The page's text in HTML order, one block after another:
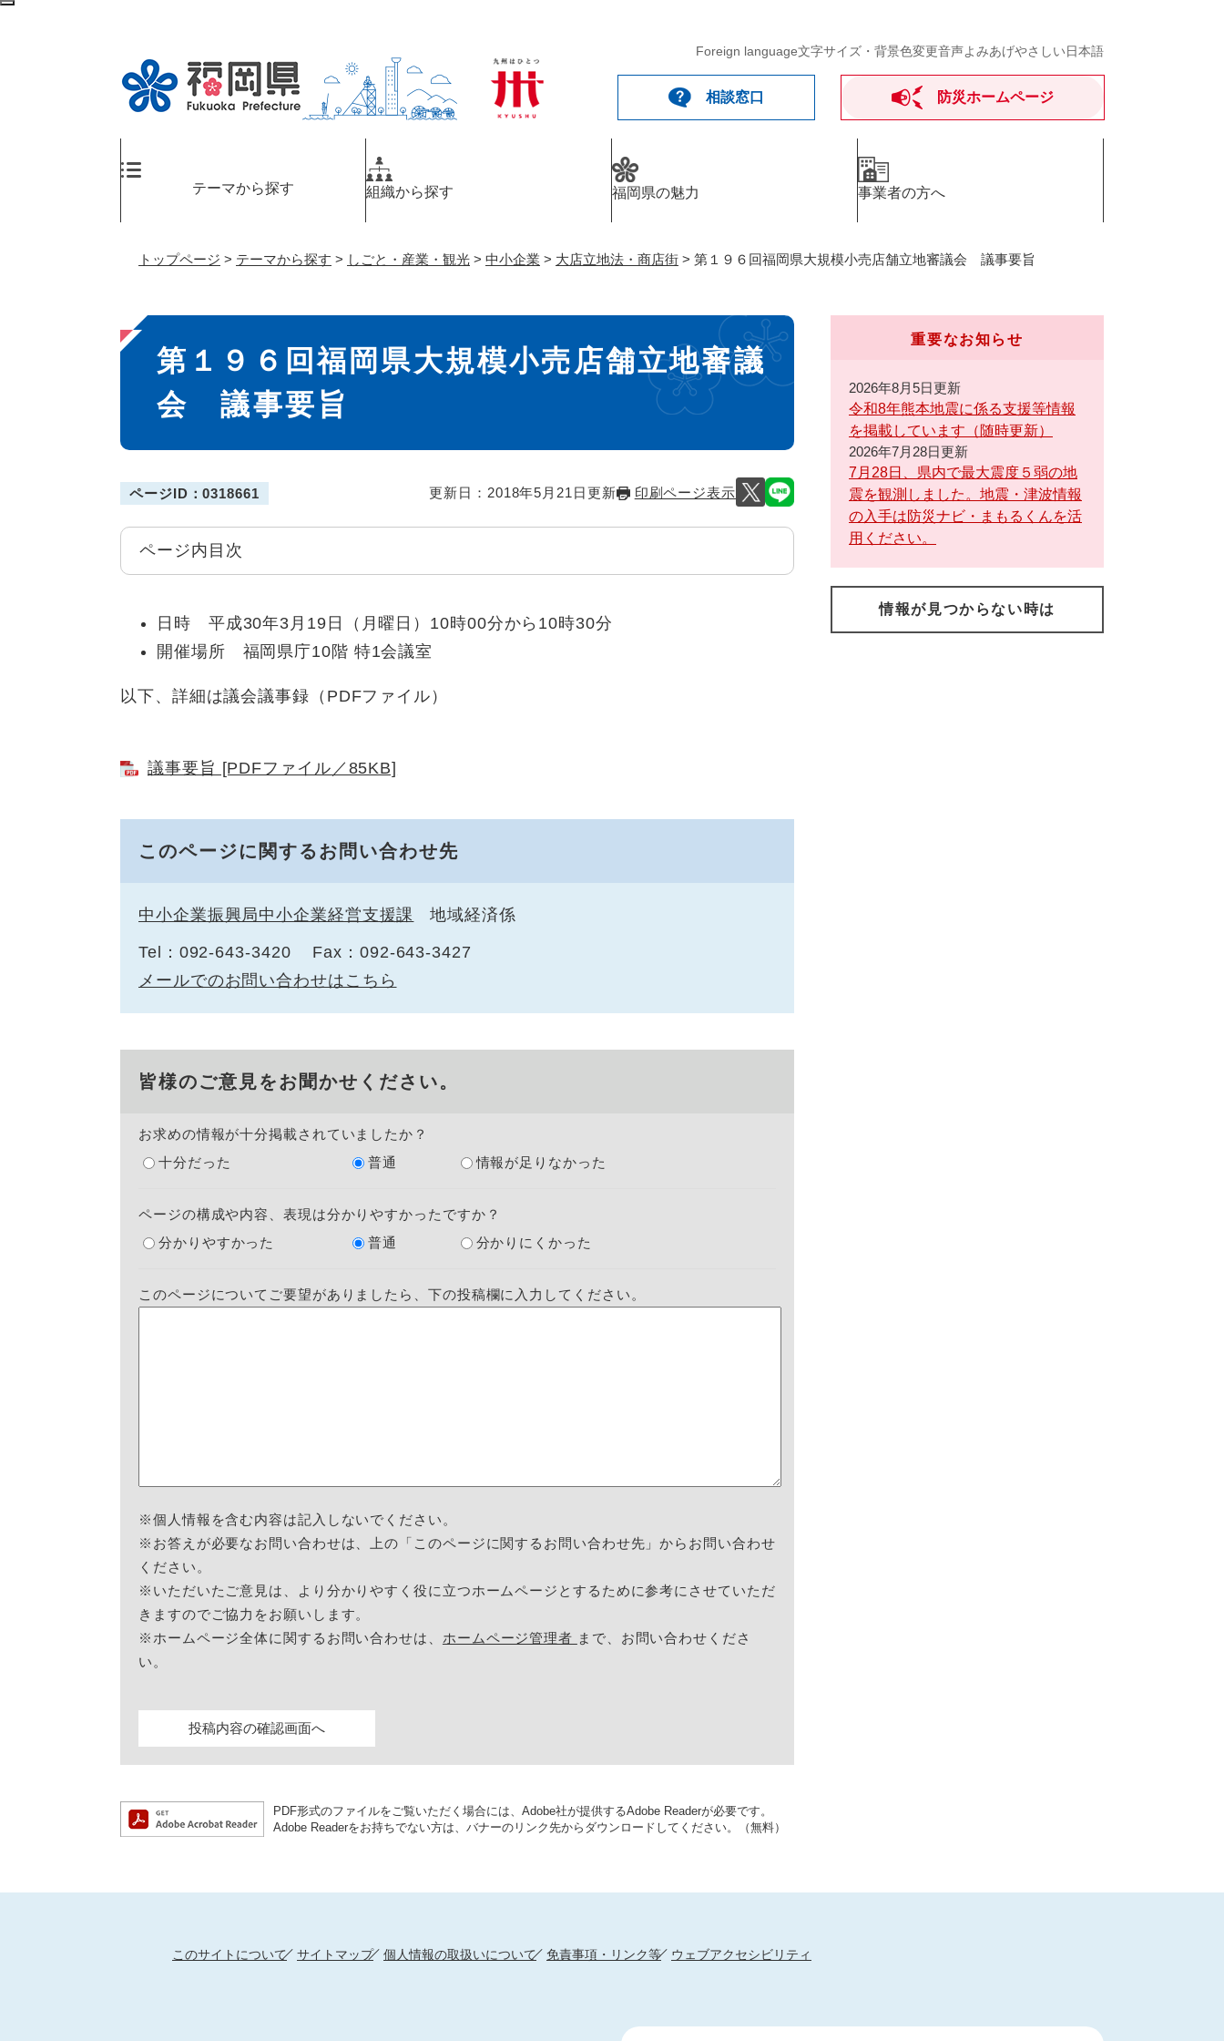
ペ
Foreign language文字サイズ・背景色変更音声よみあげやさしい日本語
相談窓口 防災ホームページ
テーマから探す 組織から探す 福岡県の魅力 事業者の方へ
トップページ > テーマから探す > しごと・産業・観光 > 中小企業 > 大店立地法・商店街 > 第１９６回福岡県大規模小売店舗立地審議会 議事要旨
本
文
第１９６回福岡県大規模小売店舗立地審議
会 議事要旨
ページID：0318661 更新日：2018年5月21日更新 印刷ページ表示
ページ内目次
日時 平成30年3月19日（月曜日）10時00分から10時30分
開催場所 福岡県庁10階 特1会議室
以下、詳細は議会議事録（PDFファイル）
議事要旨 [PDFファイル／85KB]
このページに関するお問い合わせ先
中小企業振興局中小企業経営支援課 地域経済係
Tel：092-643-3420
Fax：092-643-3427
メールでのお問い合わせはこちら
皆様のご意見をお聞かせください。
お求めの情報が十分掲載されていましたか？
十分だった
普通 情報が足りなかった
ページの構成や内容、表現は分かりやすかったですか？
分かりやすかった
普通 分かりにくかった
このページについてご要望がありましたら、下の投稿欄に入力してください。
※個人情報を含む内容は記入しないでください。
※お答えが必要なお問い合わせは、上の「このページに関するお問い合わせ先」からお問い合わせ
ください。
※いただいたご意見は、より分かりやすく役に立つホームページとするために参考にさせていただ
きますのでご協力をお願いします。
※ホームページ全体に関するお問い合わせは、 ホームページ管理者 まで、お問い合わせくださ
い。
PDF形式のファイルをご覧いただく場合には、Adobe社が提供するAdobe Readerが必要です。
Adobe Readerをお持ちでない方は、バナーのリンク先からダウンロードしてください。（無料）
重要なお知らせ
2026年8月5日更新
令和8年熊本地震に係る支援等情報
を掲載しています（随時更新）
2026年7月28日更新
7月28日、県内で最大震度５弱の地
震を観測しました。地震・津波情報
の入手は防災ナビ・まもるくんを活
用ください。
情報が見つからない時は
このサイトについて サイトマップ 個人情報の取扱いについて 免責事項・リンク等 ウェブアクセシビリティ